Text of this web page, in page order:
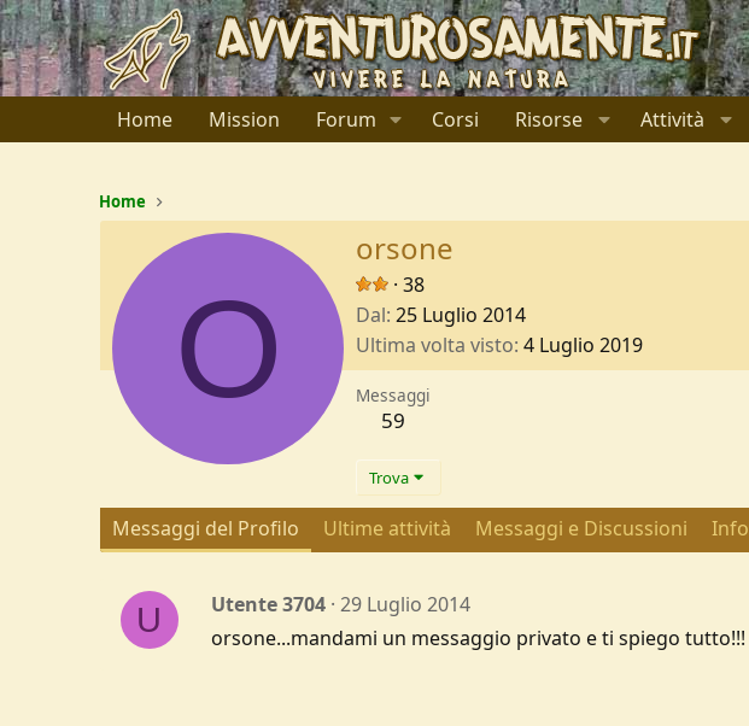
Home Mission Forum Corsi Risorse Attività
Home
O
orsone
· 38
Dal 25 Luglio 2014
Ultima volta visto 4 Luglio 2019
Messaggi
59
Trova
Messaggi del Profilo Ultime attività Messaggi e Discussioni Info
U Utente 3704 29 Luglio 2014
orsone...mandami un messaggio privato e ti spiego tutto!!!